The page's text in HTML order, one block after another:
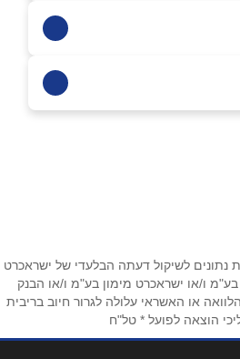
בפייסבוק
נתונים לשיקול דעתה הבלעדי של ישראכרט
ו/או ישראכרט מימון בע"מ ו/או הבנק
או האשראי עלולה לגרור חיוב בריבית
הוצאה לפועל * טל"ח